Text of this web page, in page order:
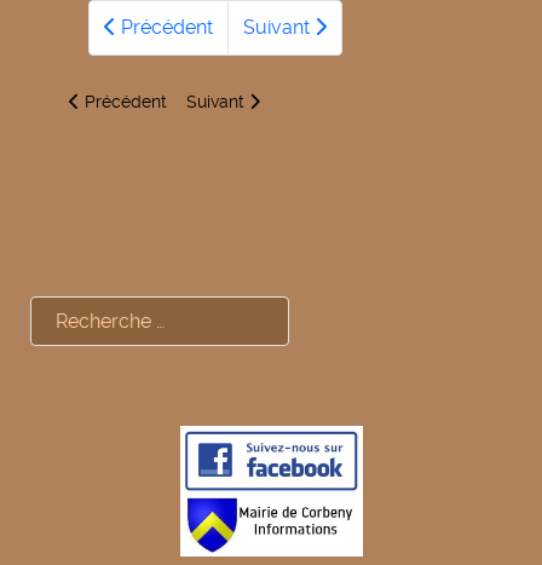
Précédent Suivant
Article précédent : La station d'épuration de Corbeny et
Précédent Article suivant : L’OPAH (Opération
Suivant
Rechercher